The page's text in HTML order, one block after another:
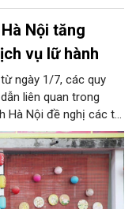
Nội tăng
vụ lữ hành
ngày 1/7, các quy
liên quan trong
Hà Nội đề nghị các tổ
vụ lữ hành trên địa
quan trọng. Qua đó
phát triển du lịch Hà